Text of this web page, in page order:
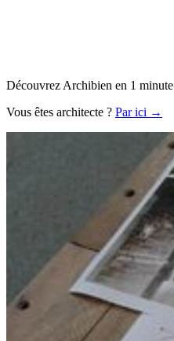
Découvrez Archibien en 1 minute
Vous êtes architecte ? Par ici →